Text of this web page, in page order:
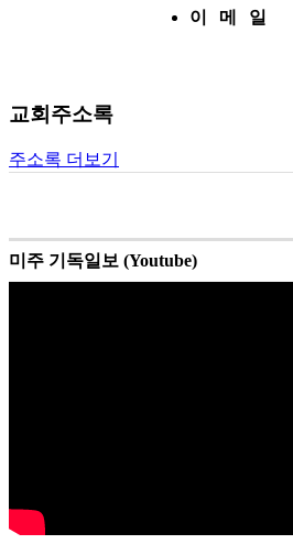
이 메 일
교회주소록
주소록 더보기
미주 기독일보 (Youtube)